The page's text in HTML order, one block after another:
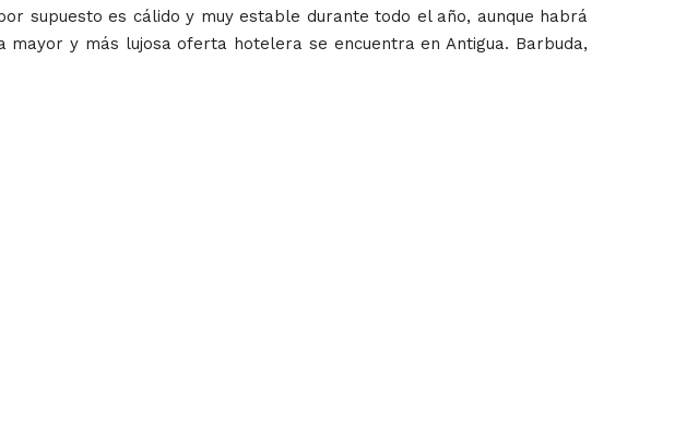
supuesto es cálido y muy estable durante todo el año, aunque habrá
y más lujosa oferta hotelera se encuentra en Antigua. Barbuda,